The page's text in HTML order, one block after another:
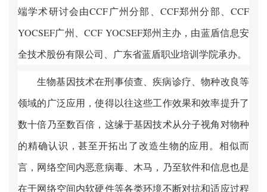
端学术研讨会由CCF广州分部、 CCF郑州分部、CCF
YOCSEF广州、CCF YOCSEF郑州主办，由蓝盾信息安
全技术股份有限公司、广东省蓝盾职业培训学院承办。
生物基因技术在刑事侦查、疾病诊疗、物种改良等
领域的广泛应用，使得以往这些工作效果和效率提升了
数十倍乃至数百倍，这缘于基因技术从分子视角对物种
的精确认识，甚至开拓出了改造生物的应用。相似而
言，网络空间内恶意病毒、木马，乃至软件和信息也是
在于网络空间内软硬件等各类环境不断对抗和适应过程